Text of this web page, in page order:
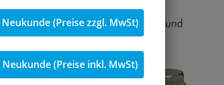
Neukunde (Preise zzgl. MwSt)
Neukunde (Preise inkl. MwSt)